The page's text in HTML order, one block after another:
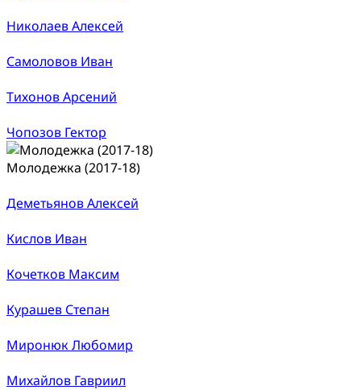
Николаев Алексей
Самоловов Иван
Тихонов Арсений
Чопозов Гектор
Молодежка (2017-18)
Деметьянов Алексей
Кислов Иван
Кочетков Максим
Курашев Степан
Миронюк Любомир
Михайлов Гавриил